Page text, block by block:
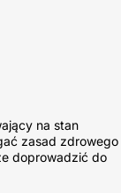
na stan
zasad zdrowego
doprowadzić do